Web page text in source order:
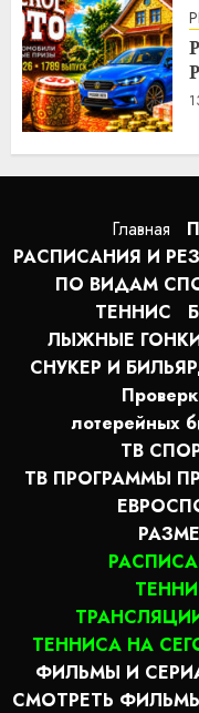
Главная
РАСПИСАНИЯ И
ПО ВИДАМ
ТЕННИС
ЛЫЖНЫЕ
СНУКЕР И
лотерейных
ТВ
ТВ ПРОГРАММЫ
ТЕННИСА НА
ФИЛЬМЫ И
СМОТРЕТЬ